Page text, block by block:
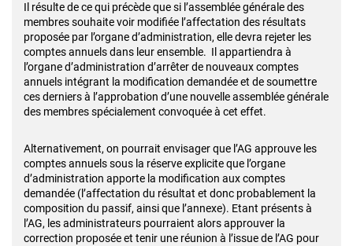
Il résulte de ce qui précède que si l’assemblée générale des
membres souhaite voir modifiée l’affectation des résultats
proposée par l’organe d’administration, elle devra rejeter les
comptes annuels dans leur ensemble. Il appartiendra à
l’organe d’administration d’arrêter de nouveaux comptes
annuels intégrant la modification demandée et de soumettre
ces derniers à l’approbation d’une nouvelle assemblée générale
des membres spécialement convoquée à cet effet.
Alternativement, on pourrait envisager que l’AG approuve les
comptes annuels sous la réserve explicite que l’organe
d’administration apporte la modification aux comptes
demandée (l’affectation du résultat et donc probablement la
composition du passif, ainsi que l’annexe). Etant présents à
l’AG, les administrateurs pourraient alors approuver la
correction proposée et tenir une réunion à l’issue de l’AG pour